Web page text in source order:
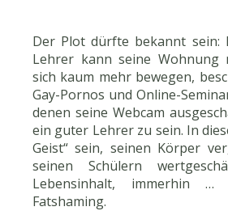
Der Plot dürfte bekannt sein:
Lehrer kann seine Wohnung
sich kaum mehr bewegen,
Gay-Pornos und Online-
denen seine Webcam
ein guter Lehrer zu sein. In
Geist“ sein, seinen Körper
seinen Schülern
Lebensinhalt, immerhin
Fatshaming.